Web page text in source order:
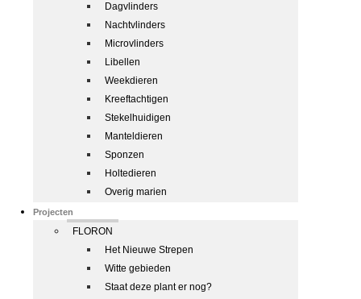
Dagvlinders
Nachtvlinders
Microvlinders
Libellen
Weekdieren
Kreeftachtigen
Stekelhuidigen
Manteldieren
Sponzen
Holtedieren
Overig marien
Projecten
FLORON
Het Nieuwe Strepen
Witte gebieden
Staat deze plant er nog?